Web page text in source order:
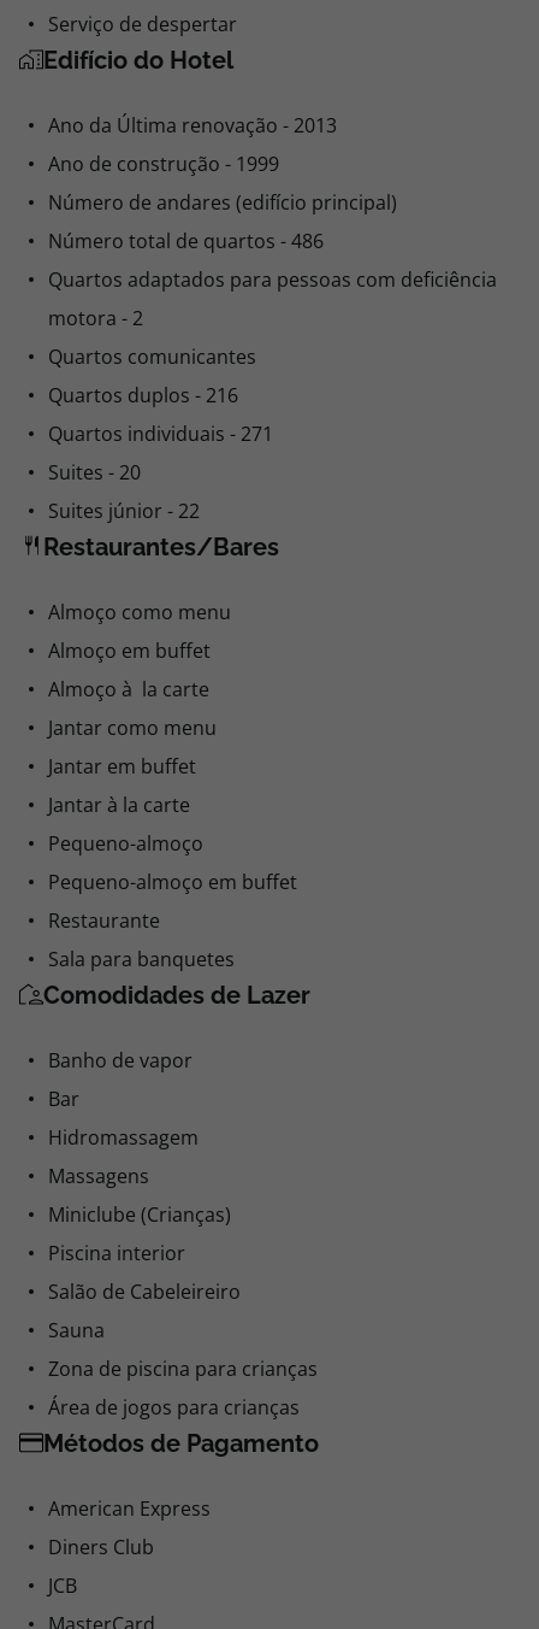
Serviço de despertar
Edifício do Hotel
Ano da Última renovação - 2013
Ano de construção - 1999
Número de andares (edifício principal)
Número total de quartos - 486
Quartos adaptados para pessoas com deficiência
motora - 2
Quartos comunicantes
Quartos duplos - 216
Quartos individuais - 271
Suites - 20
Suites júnior - 22
Restaurantes/Bares
Almoço como menu
Almoço em buffet
Almoço à la carte
Jantar como menu
Jantar em buffet
Jantar à la carte
Pequeno-almoço
Pequeno-almoço em buffet
Restaurante
Sala para banquetes
Comodidades de Lazer
Banho de vapor
Bar
Hidromassagem
Massagens
Miniclube (Crianças)
Piscina interior
Salão de Cabeleireiro
Sauna
Zona de piscina para crianças
Área de jogos para crianças
Métodos de Pagamento
American Express
Diners Club
JCB